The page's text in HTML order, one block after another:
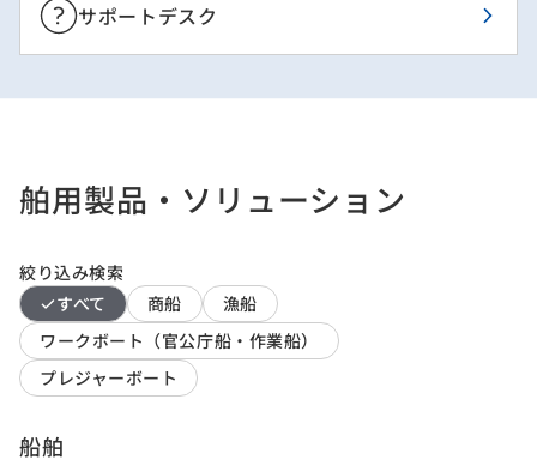
サポートデスク
舶用製品・ソリューション
絞り込み検索
すべて
商船
漁船
ワークボート（官公庁船・作業船）
プレジャーボート
船舶